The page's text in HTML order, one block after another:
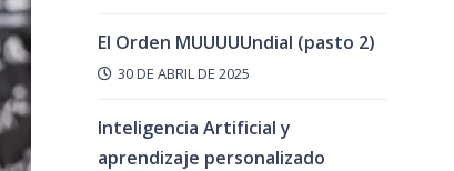
El Orden MUUUUUndial (pasto 2)
30 DE ABRIL DE 2025
Inteligencia Artificial y
aprendizaje personalizado